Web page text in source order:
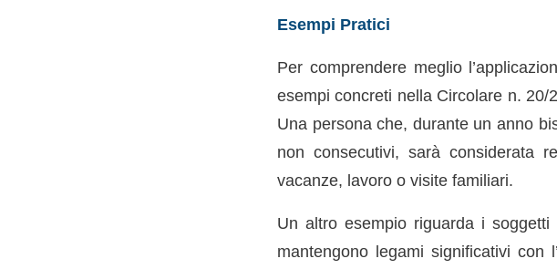
Esempi Pratici
Per comprendere meglio
esempi concreti nella Circolare n. 20/
Una persona che, durante un anno
non consecutivi, sarà considerata
vacanze, lavoro o visite familiari.
Un altro esempio riguarda i soggetti
mantengono legami significativi